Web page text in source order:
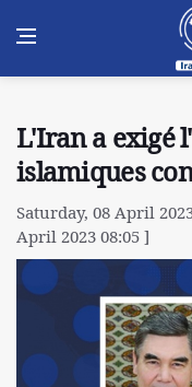
L'Iran a exigé
islamiques
Saturday, 08 April
April 2023 08:05 ]